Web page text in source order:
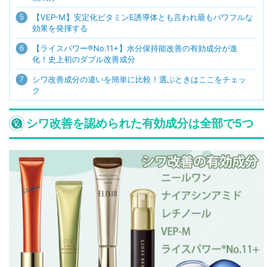
5
【VEP-M】安定化ビタミンE誘導体とも言われ最もパワフルな
効果を発揮する
6
【ライスパワー®No.11+】水分保持能改善の有効成分が進
化！史上初のダブル改善成分
7
シワ改善成分の違いを簡単に比較！選ぶときはここをチェッ
ク
シワ改善を認められた有効成分は全部で5つ